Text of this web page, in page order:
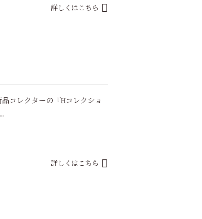
詳しくはこちら
コレクターの『Hコレクショ
詳しくはこちら